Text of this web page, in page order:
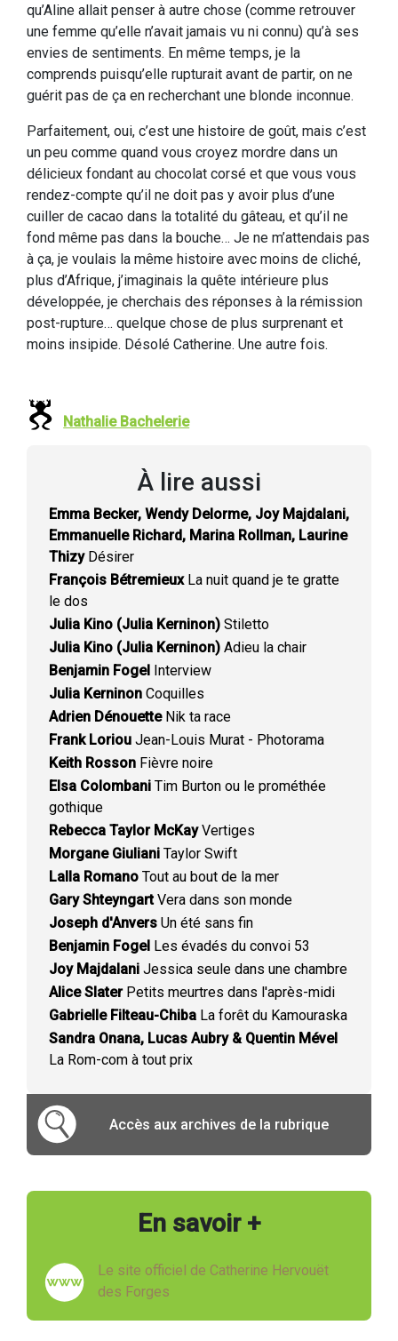
qu’Aline allait penser à autre chose (comme retrouver
une femme qu’elle n’avait jamais vu ni connu) qu’à ses
envies de sentiments. En même temps, je la
comprends puisqu’elle rupturait avant de partir, on ne
guérit pas de ça en recherchant une blonde inconnue.
Parfaitement, oui, c’est une histoire de goût, mais c’est
un peu comme quand vous croyez mordre dans un
délicieux fondant au chocolat corsé et que vous vous
rendez-compte qu’il ne doit pas y avoir plus d’une
cuiller de cacao dans la totalité du gâteau, et qu’il ne
fond même pas dans la bouche… Je ne m’attendais pas
à ça, je voulais la même histoire avec moins de cliché,
plus d’Afrique, j’imaginais la quête intérieure plus
développée, je cherchais des réponses à la rémission
post-rupture… quelque chose de plus surprenant et
moins insipide. Désolé Catherine. Une autre fois.
Nathalie Bachelerie
À lire aussi
Emma Becker, Wendy Delorme, Joy Majdalani,
Emmanuelle Richard, Marina Rollman, Laurine
ThizyDésirer
François BétremieuxLa nuit quand je te gratte
le dos
Julia Kino (Julia Kerninon) Stiletto
Julia Kino (Julia Kerninon) Adieu la chair
Benjamin Fogel Interview
Julia Kerninon Coquilles
Adrien DénouetteNik ta race
Frank Loriou Jean-Louis Murat - Photorama
Keith Rosson Fièvre noire
Elsa Colombani Tim Burton ou le prométhée
gothique
Rebecca Taylor McKayVertiges
Morgane Giuliani Taylor Swift
Lalla Romano Tout au bout de la mer
Gary ShteyngartVera dans son monde
Joseph d'Anvers Un été sans fin
Benjamin Fogel Les évadés du convoi 53
Joy Majdalani Jessica seule dans une chambre
Alice SlaterPetits meurtres dans l'après-midi
Gabrielle Filteau-Chiba La forêt du Kamouraska
Sandra Onana, Lucas Aubry & Quentin Mével
La Rom-com à tout prix
Accès aux archives de la rubrique
En savoir +
Le site officiel de Catherine Hervouët
des Forges